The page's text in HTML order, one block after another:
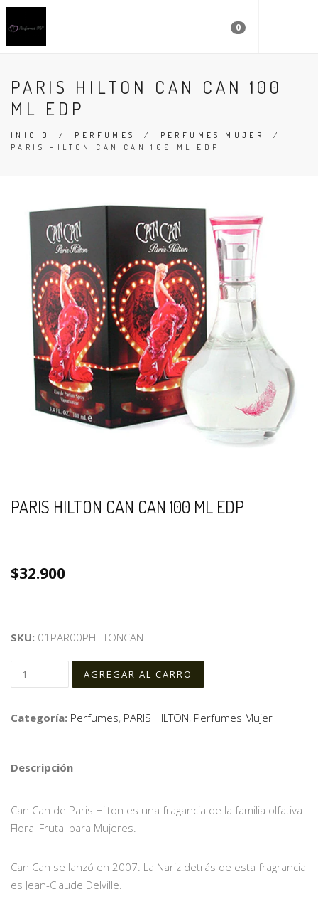
0
PARIS HILTON CAN CAN 100
ML EDP
INICIO / PERFUMES / PERFUMES MUJER
/
PARIS HILTON CAN CAN 100 ML EDP
PARIS HILTON CAN CAN 100 ML EDP
$32.900
SKU: 01PAR00PHILTONCAN
Categoría: Perfumes, PARIS HILTON, Perfumes Mujer
Descripción
Can Can de Paris Hilton es una fragancia de la familia olfativa
Floral Frutal para Mujeres.
Can Can se lanzó en 2007. La Nariz detrás de esta fragrancia
es Jean-Claude Delville.